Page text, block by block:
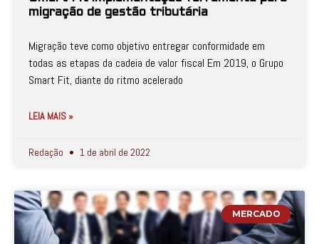
migração de gestão tributária
Migração teve como objetivo entregar conformidade em
todas as etapas da cadeia de valor fiscal Em 2019, o Grupo
Smart Fit, diante do ritmo acelerado
LEIA MAIS »
Redação 1 de abril de 2022
MERCADO